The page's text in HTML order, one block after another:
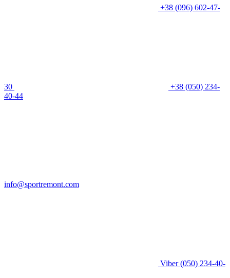
+38 (096) 602-47-
30
+38 (050) 234-
40-44
info@sportremont.com
Viber(050) 234-40-